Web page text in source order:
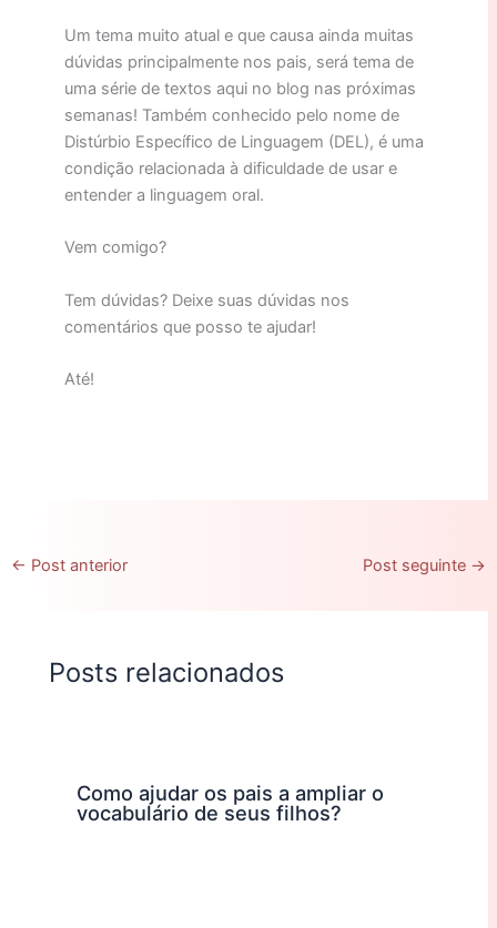
Um tema muito atual e que causa ainda muitas
dúvidas principalmente nos pais, será tema de
uma série de textos aqui no blog nas próximas
semanas! Também conhecido pelo nome de
Distúrbio Específico de Linguagem (DEL), é uma
condição relacionada à dificuldade de usar e
entender a linguagem oral.
Vem comigo?
Tem dúvidas? Deixe suas dúvidas nos
comentários que posso te ajudar!
Até!
← Post anterior Post seguinte →
Posts relacionados
Como ajudar os pais a ampliar o
vocabulário de seus filhos?